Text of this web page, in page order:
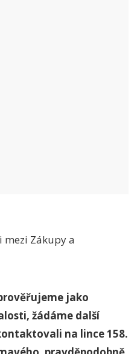
mezi Zákupy a
jako
žádáme další
na lince 158.